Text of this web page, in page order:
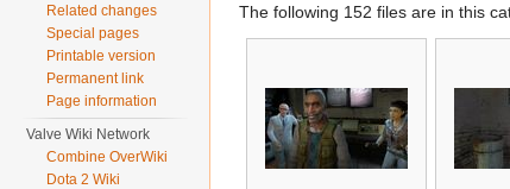
The following 152 files are in this
Related changes
Special pages
Printable version
Permanent link
Page information
Valve Wiki Network
Combine OverWiki
Dota 2 Wiki